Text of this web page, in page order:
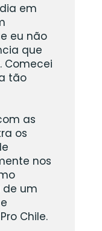
em
eu não
que
Comecei
tão
as
os
nos
um
Chile.